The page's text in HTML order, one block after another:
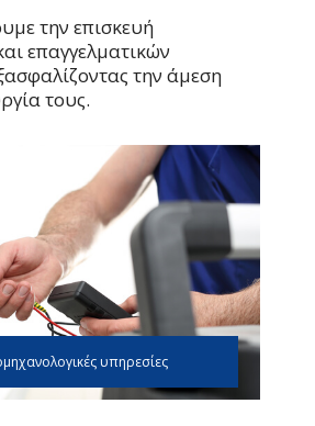
την επισκευή
επαγγελματικών
την άμεση
τους.
υπηρεσίες